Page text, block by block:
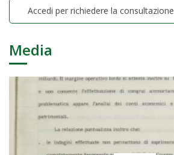
Accedi per richiedere la consultazione
Media